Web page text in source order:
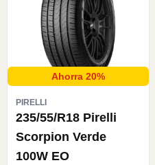
Ahorra 20%
PIRELLI
235/55/R18 Pirelli
Scorpion Verde
100W EO